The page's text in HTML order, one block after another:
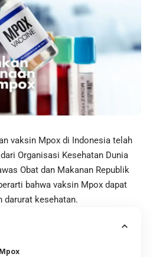
vaksin Mpox di Indonesia telah
Organisasi Kesehatan Dunia
Obat dan Makanan Republik
bahwa vaksin Mpox dapat
darurat kesehatan.